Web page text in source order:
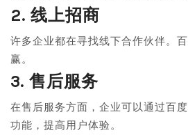
2. 线上招商
许多企业都在寻找线下合作伙伴。
赢。
3. 售后服务
在售后服务方面，企业可以通过百
功能，提高用户体验。